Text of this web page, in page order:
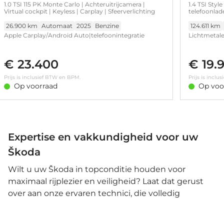
1.0 TSI 115 PK Monte Carlo | Achteruitrijcamera |
Virtual cockpit | Keyless | Carplay | Sfeerverlichting
26.900 km Automaat 2025 Benzine
Apple Carplay/Android Auto|telefoonintegratie
Achteruitrijcamera • Cruise control • Full-LED
koplampen
€ 23.400
Prijs is inclusief BTW en BPM.
Op voorraad
1.4 TSI
124.611 km
geheugen
€
Prijs is
Op
Expertise en vakkundigheid voor uw
Škoda
Wilt u uw Škoda in topconditie houden voor
maximaal rijplezier en veiligheid? Laat dat gerust
over aan onze ervaren technici, die volledig